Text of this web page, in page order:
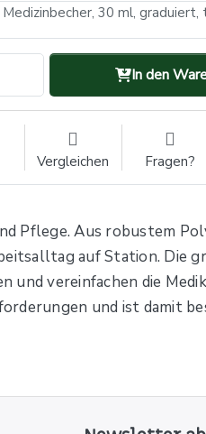
In den
Vergleichen Fragen?
Pflege. Aus robustem
auf Station. Die
vereinfachen die
und ist damit